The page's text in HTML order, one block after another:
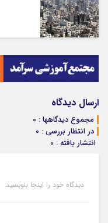
ارسال دیدگاه
مجموع دیدگاهها : 0
در انتظار بررسی : 0
انتشار یافته : 0
دیدگاه خود را اینجا بنویسید